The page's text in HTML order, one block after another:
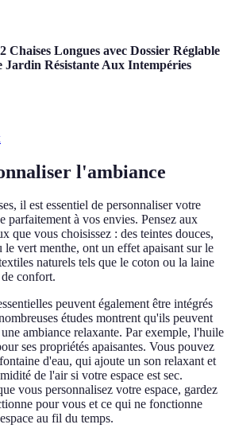
Chaises Longues avec Dossier Réglable
Jardin Résistante Aux Intempéries
l'ambiance
il est essentiel de personnaliser votre
parfaitement à vos envies. Pensez aux
que vous choisissez : des teintes douces,
le vert menthe, ont un effet apaisant sur le
naturels tels que le coton ou la laine
confort.
peuvent également être intégrés
études montrent qu'ils peuvent
ambiance relaxante. Par exemple, l'huile
ses propriétés apaisantes. Vous pouvez
d'eau, qui ajoute un son relaxant et
de l'air si votre espace est sec.
vous personnalisez votre espace, gardez
pour vous et ce qui ne fonctionne
au fil du temps.